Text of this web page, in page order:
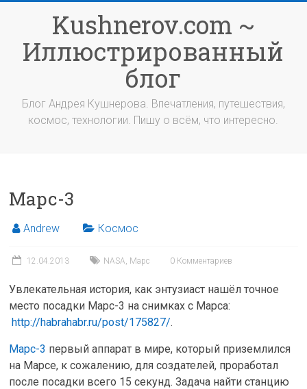
содержимомуKushnerov.com ~
Иллюстрированный
блог
Блог Андрея Кушнерова. Впечатления, путешествия,
космос, технологии. Пишу о всём, что интересно.
Марс-3
Andrew Космос
12.04.2013 NASA, Марс 0 Комментариев
Увлекательная история, как энтузиаст нашёл точное
место посадки Марс-3 на снимках с Марса:
http://habrahabr.ru/post/175827/.
Марс-3 первый аппарат в мире, который приземлился
на Марсе, к сожалению, для создателей, проработал
после посадки всего 15 секунд. Задача найти станцию